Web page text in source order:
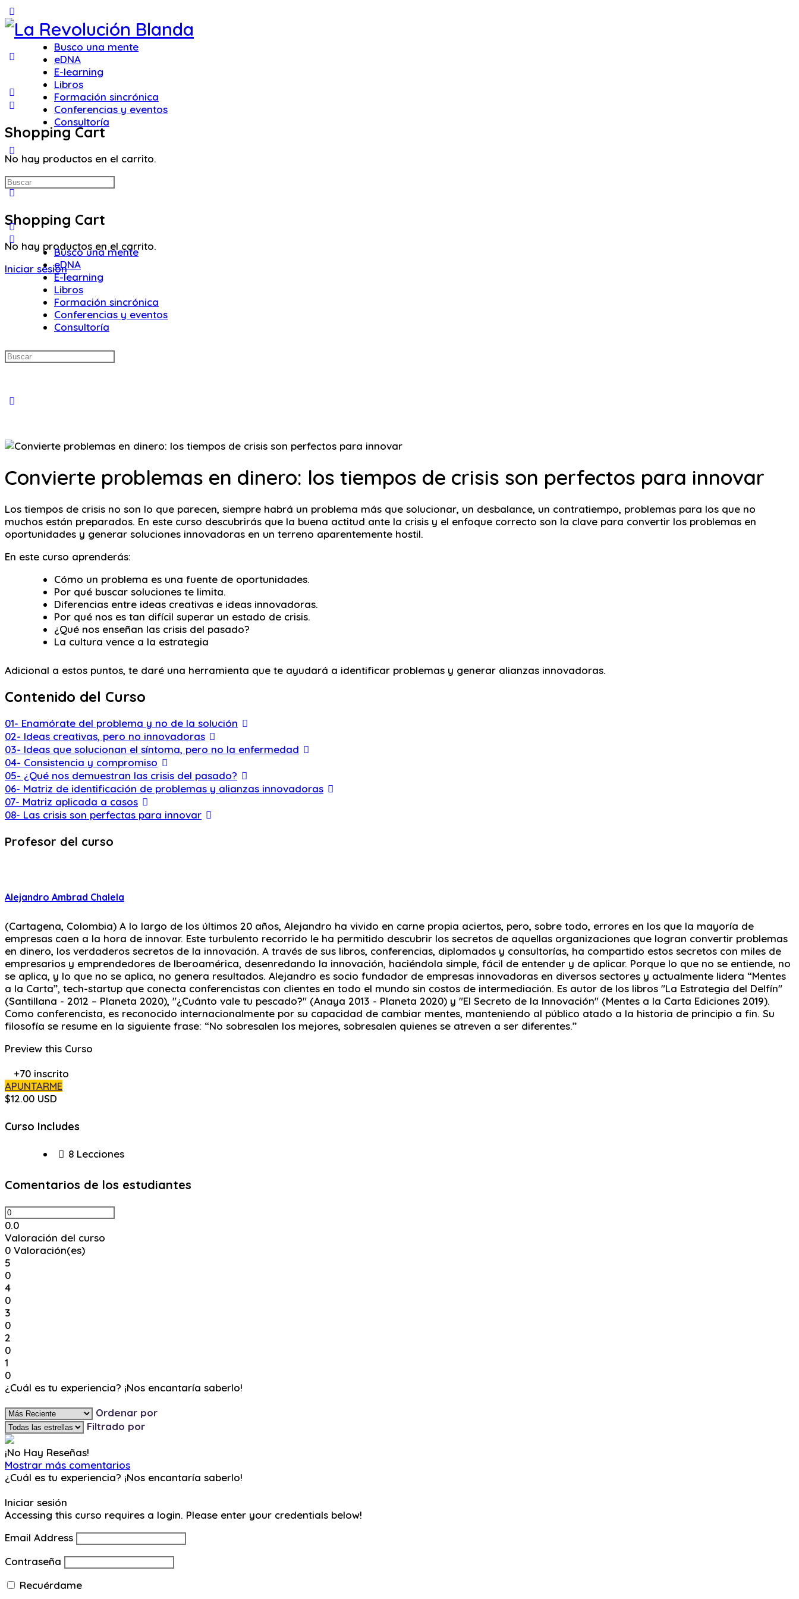
Panel
Busco una mente
eDNA
E-learning
Libros
Formación sincrónica
Conferencias y eventos
Consultoría
options
Shopping Cart
No hay productos en el carrito.
Iniciar sesión
Shopping Cart
No hay productos en el carrito.
Buscar:
Busco una mente
eDNA
E-learning
Libros
Formación sincrónica
Conferencias y eventos
Consultoría
Buscar:
Convierte problemas en dinero: los tiempos de crisis son perfectos para innovar
Los tiempos de crisis no son lo que parecen, siempre habrá un problema más que solucionar, un desbalance, un contratiempo, problemas para los que no
muchos están preparados. En este curso descubrirás que la buena actitud ante la crisis y el enfoque correcto son la clave para convertir los problemas en
oportunidades y generar soluciones innovadoras en un terreno aparentemente hostil.
En este curso aprenderás:
Cómo un problema es una fuente de oportunidades.
Por qué buscar soluciones te limita.
Diferencias entre ideas creativas e ideas innovadoras.
Por qué nos es tan difícil superar un estado de crisis.
¿Qué nos enseñan las crisis del pasado?
La cultura vence a la estrategia
Adicional a estos puntos, te daré una herramienta que te ayudará a identificar problemas y generar alianzas innovadoras.
Contenido del Curso
01- Enamórate del problema y no de la solución
02- Ideas creativas, pero no innovadoras
03- Ideas que solucionan el síntoma, pero no la enfermedad
04- Consistencia y compromiso
05- ¿Qué nos demuestran las crisis del pasado?
06- Matriz de identificación de problemas y alianzas innovadoras
07- Matriz aplicada a casos
08- Las crisis son perfectas para innovar
Profesor del curso
Alejandro Ambrad Chalela
(Cartagena, Colombia) A lo largo de los últimos 20 años, Alejandro ha vivido en carne propia aciertos, pero, sobre todo, errores en los que la mayoría de
empresas caen a la hora de innovar. Este turbulento recorrido le ha permitido descubrir los secretos de aquellas organizaciones que logran convertir problemas
en dinero, los verdaderos secretos de la innovación. A través de sus libros, conferencias, diplomados y consultorías, ha compartido estos secretos con miles de
empresarios y emprendedores de Iberoamérica, desenredando la innovación, haciéndola simple, fácil de entender y de aplicar. Porque lo que no se entiende, no
se aplica, y lo que no se aplica, no genera resultados. Alejandro es socio fundador de empresas innovadoras en diversos sectores y actualmente lidera “Mentes
a la Carta”, tech-startup que conecta conferencistas con clientes en todo el mundo sin costos de intermediación. Es autor de los libros "La Estrategia del Delfín"
(Santillana - 2012 – Planeta 2020), "¿Cuánto vale tu pescado?" (Anaya 2013 - Planeta 2020) y "El Secreto de la Innovación" (Mentes a la Carta Ediciones 2019).
Como conferencista, es reconocido internacionalmente por su capacidad de cambiar mentes, manteniendo al público atado a la historia de principio a fin. Su
filosofía se resume en la siguiente frase: “No sobresalen los mejores, sobresalen quienes se atreven a ser diferentes.”
Preview this Curso
+70 inscrito
APUNTARME
$12.00 USD
Curso Includes
8 Lecciones
Comentarios de los estudiantes
0.0
Valoración del curso
0 Valoración(es)
5
0
4
0
3
0
2
0
1
0
¿Cuál es tu experiencia? ¡Nos encantaría saberlo!
Ordenar por
Filtrado por
¡No Hay Reseñas!
Mostrar más comentarios
¿Cuál es tu experiencia? ¡Nos encantaría saberlo!
Iniciar sesión
Accessing this curso requires a login. Please enter your credentials below!
Email Address
Contraseña
Recuérdame